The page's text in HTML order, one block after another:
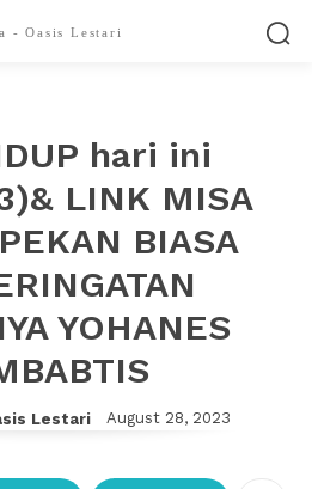
- Oasis Lestari
hari ini
LINK MISA
BIASA
YOHANES
Lestari August 28, 2023